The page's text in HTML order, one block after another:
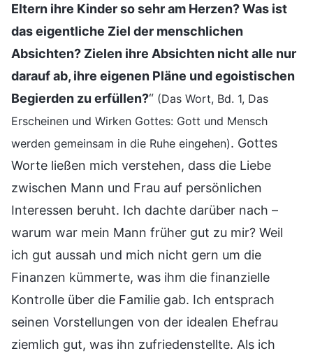
Eltern ihre Kinder so sehr am Herzen? Was ist
das eigentliche Ziel der menschlichen
Absichten? Zielen ihre Absichten nicht alle nur
darauf ab, ihre eigenen Pläne und egoistischen
Begierden zu erfüllen?“ (Das Wort, Bd. 1, Das
Erscheinen und Wirken Gottes: Gott und Mensch
werden gemeinsam in die Ruhe eingehen). Gottes
Worte ließen mich verstehen, dass die Liebe
zwischen Mann und Frau auf persönlichen
Interessen beruht. Ich dachte darüber nach –
warum war mein Mann früher gut zu mir? Weil
ich gut aussah und mich nicht gern um die
Finanzen kümmerte, was ihm die finanzielle
Kontrolle über die Familie gab. Ich entsprach
seinen Vorstellungen von der idealen Ehefrau
ziemlich gut, was ihn zufriedenstellte. Als ich